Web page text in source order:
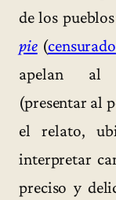
de los
pie(censurado
apelan al
(presentar al
el relato,
interpretar
preciso y